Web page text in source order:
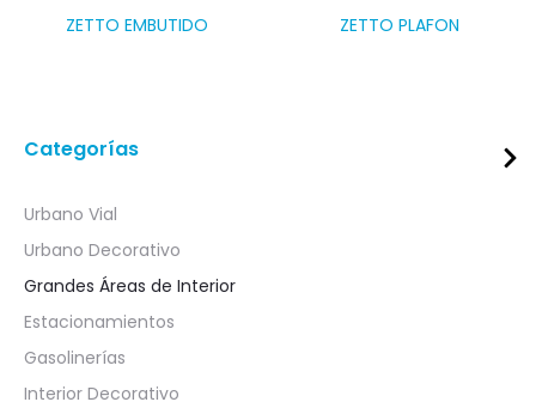
ZETTO EMBUTIDO ZETTO PLAFON
Categorías
Urbano Vial
Urbano Decorativo
Grandes Áreas de Interior
Estacionamientos
Gasolinerías
Interior Decorativo